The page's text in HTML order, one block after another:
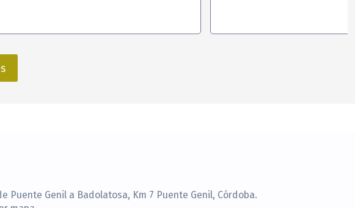
Puente Genil a Badolatosa, Km 7 Puente Genil, Córdoba.